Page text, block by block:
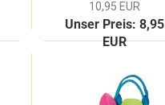
10,95 EUR
Unser Preis: 8,95
EUR